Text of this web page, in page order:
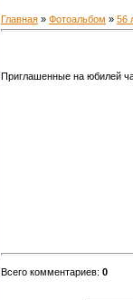
Главная » Фотоальбом » 56
Приглашенные на юбилей
Всего комментариев: 0